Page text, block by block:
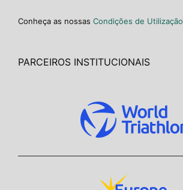
Conheça as nossas Condições de Utilização
PARCEIROS INSTITUCIONAIS